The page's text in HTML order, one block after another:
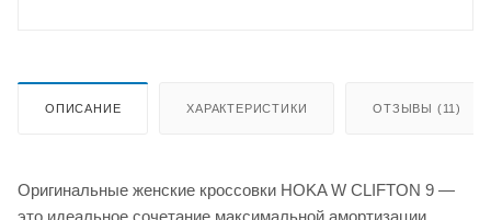
ОПИСАНИЕ ХАРАКТЕРИСТИКИ ОТЗЫВЫ (11)
Оригинальные женские кроссовки HOKA W CLIFTON 9 —
это идеальное сочетание максимальной амортизации,